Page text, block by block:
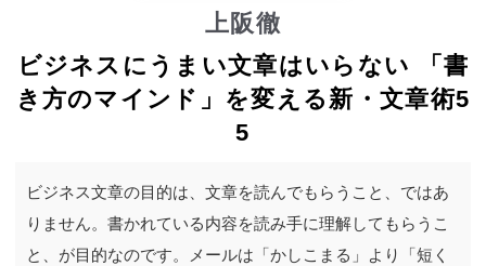
上阪徹
ビジネスにうまい文章はいらない 「書
き方のマインド」を変える新・文章術5
5
ビジネス文章の目的は、文章を読んでもらうこと、ではあ
りません。書かれている内容を読み手に理解してもらうこ
と、が目的なのです。メールは「かしこまる」より「短く